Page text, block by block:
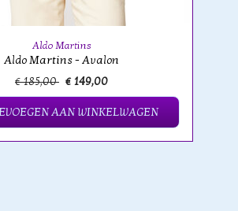
Aldo Martins
Aldo Martins - Avalon
€ 185,00 € 149,00
AAN WINKELWAGEN